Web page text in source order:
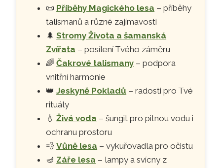
📜 Příběhy Magického lesa – příběhy
talismanů a různé zajímavosti
🌲Stromy Života a šamanská
Zvířata – posílení Tvého záměru
🌈Čakrové talismany – podpora
vnitřní harmonie
👑Jeskyně Pokladů – radosti pro Tvé
rituály
💧Živá voda – šungit pro pitnou vodu i
ochranu prostoru
💨Vůně lesa – vykuřovadla pro očistu
🪔 Záře lesa – lampy a svícny z